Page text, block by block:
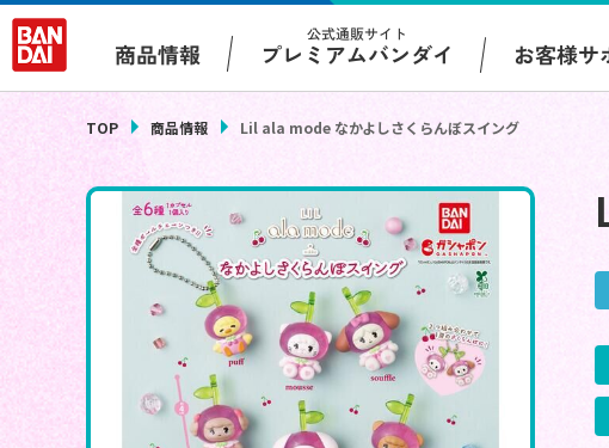
商品情報
公式通販サイト
プレミアムバンダイ お客様サ
TOP 商品情報 Lil ala mode なかよしさくらんぼスイング